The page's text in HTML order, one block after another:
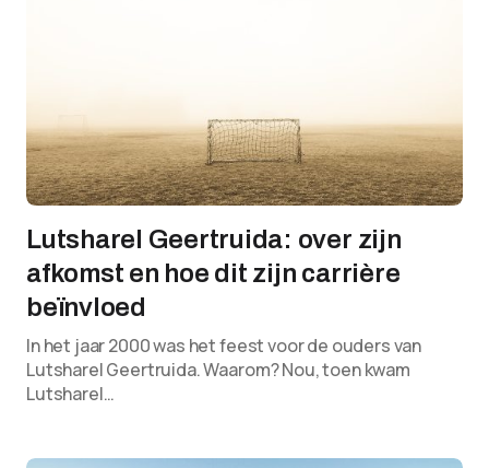
Lutsharel Geertruida: over zijn
afkomst en hoe dit zijn carrière
beïnvloed
In het jaar 2000 was het feest voor de ouders van
Lutsharel Geertruida. Waarom? Nou, toen kwam
Lutsharel…